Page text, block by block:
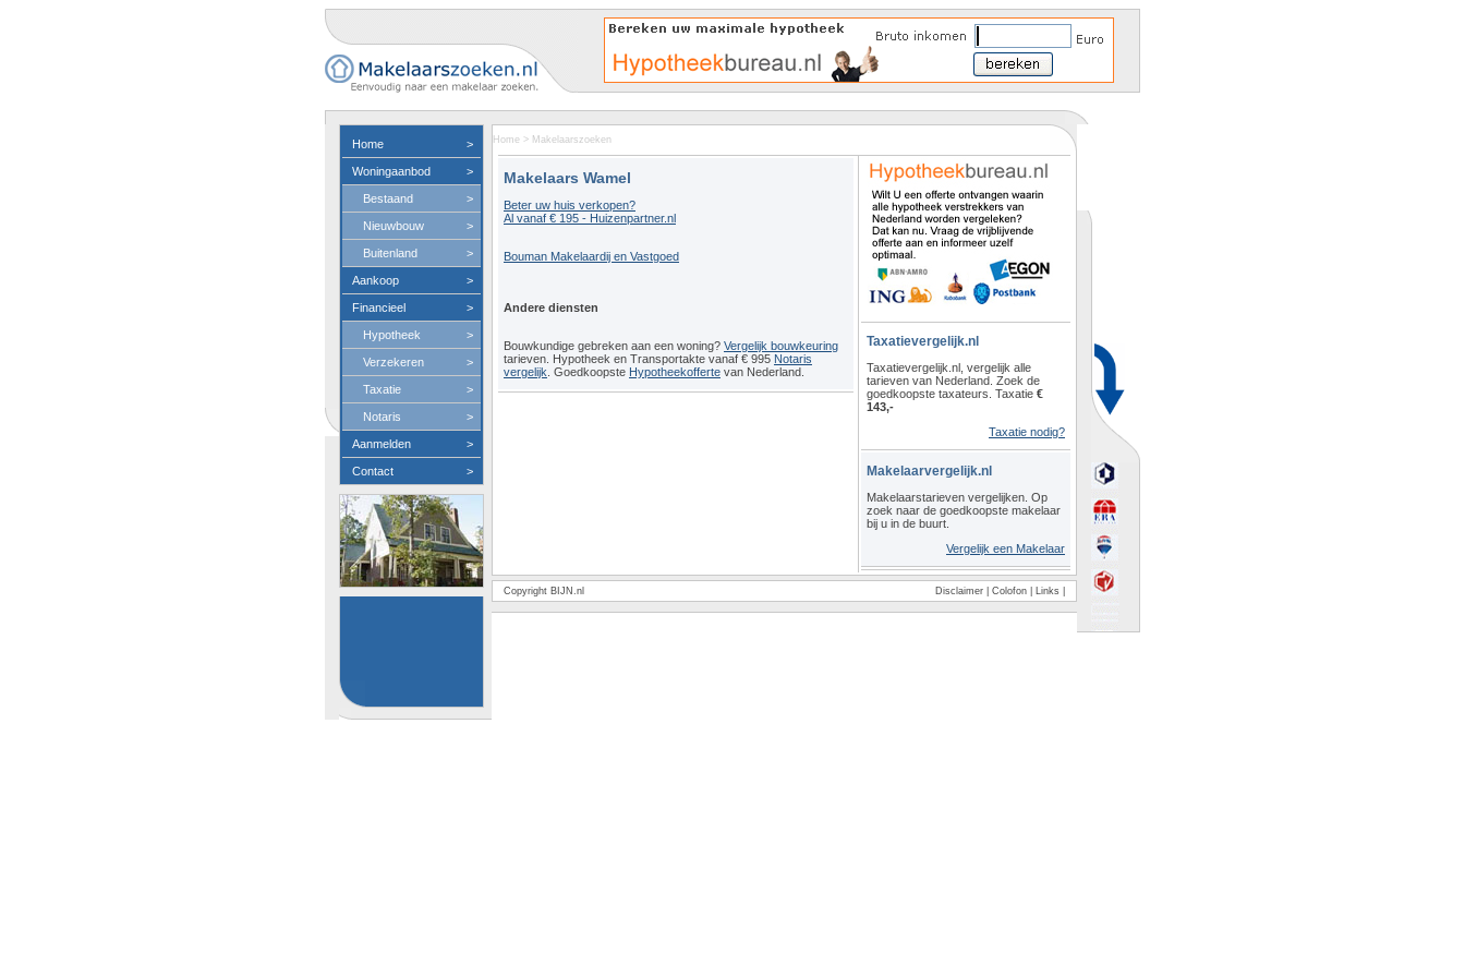
Home >
Woningaanbod >
Bestaand >
Nieuwbouw >
Buitenland >
Aankoop >
Financieel >
Hypotheek >
Verzekeren >
Taxatie >
Notaris >
Aanmelden >
Contact >
Home > Makelaarszoeken
Makelaars Wamel
Beter uw huis verkopen?
Al vanaf € 195 - Huizenpartner.nl
Bouman Makelaardij en Vastgoed
Andere diensten
Bouwkundige gebreken aan een woning? Vergelijk bouwkeuring
tarieven. Hypotheek en Transportakte vanaf € 995 Notaris
vergelijk . Goedkoopste Hypotheekofferte van Nederland.
Taxatievergelijk.nl
Taxatievergelijk.nl, vergelijk alle
tarieven van Nederland. Zoek de
goedkoopste taxateurs. Taxatie €
143,-
Taxatie nodig?
Makelaarvergelijk.nl
Makelaarstarieven vergelijken. Op
zoek naar de goedkoopste makelaar
bij u in de buurt.
Vergelijk een Makelaar
Copyright BIJN.nl Disclaimer Colofon Links